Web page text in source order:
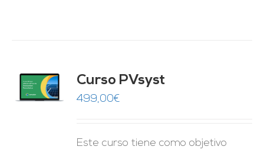
Curso PVsyst
499,00€
Este curso tiene como objetivo